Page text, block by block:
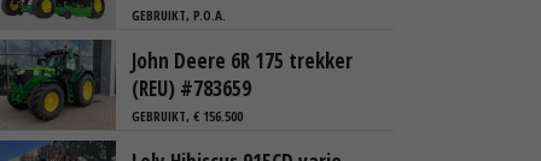
GEBRUIKT, P.O.A.
John Deere 6R 175 trekker
(REU) #783659
GEBRUIKT, € 156.500